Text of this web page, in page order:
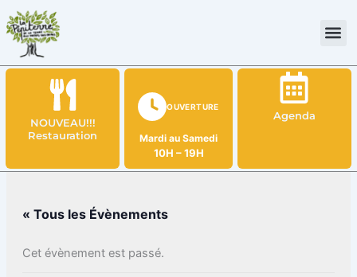
Aller
au
contenu
NOUVEAU!!!
Restauration
OUVERTURE
Mardi au Samedi
10H – 19H
Agenda
« Tous les Évènements
Cet évènement est passé.